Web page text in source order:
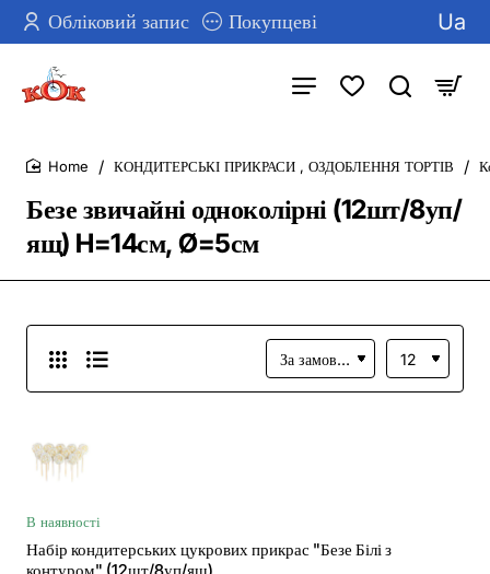
Обліковий запис Покупцеві Ua
Безе звичайні одноколірні (12шт/8уп/
ящ) H=14см, Ø=5см
КОНДИТЕРСЬКІ ПРИКРАСИ , ОЗДОБЛЕННЯ ТОРТІВ
В наявності
Набір кондитерських цукрових прикрас "Безе Білі з